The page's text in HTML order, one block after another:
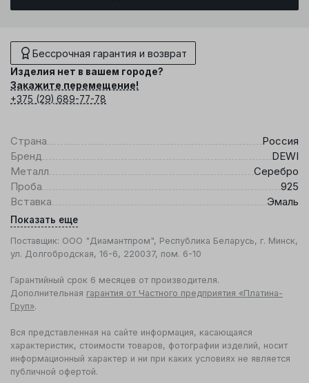
Бессрочная гарантия и возврат
Изделия нет в вашем городе?
Закажите перемещение!
+375 (29) 689-77-78
Страна
Россия
Бренд
DEWI
Металл
Серебро
Проба
925
Вставка
Эмаль
Показать еще
Поставщик: ООО "Диамантпром", Республика Беларусь, г. Минск,
ул. Долгобродская, 16-6, 220037, пом. 6-10
Гарантийный срок 6 месяцев от производителя.
Дополнительная гарантия от Частного предприятия «Платина-
Груп».
Вся представленная на сайте информация, касающаяся
характеристик, стоимости товаров, фотографии изделий, носит
информационный характер и ни при каких условиях не является
публичной офертой.